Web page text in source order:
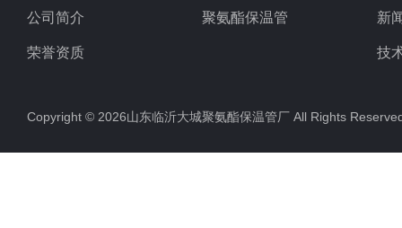
公司简介
荣誉资质
聚氨酯保温管 新
技
Copyright © 2026山东临沂大城聚氨酯保温管厂 All Rights